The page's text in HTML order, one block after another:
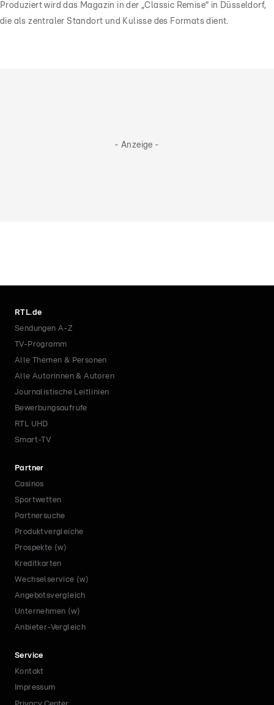
Produziert wird das Magazin in der „Classic Remise“ in Düsseldorf,
die als zentraler Standort und Kulisse des Formats dient.
- Anzeige -
RTL.de
Sendungen A-Z
TV-Programm
Alle Themen & Personen
Alle Autorinnen & Autoren
Journalistische Leitlinien
Bewerbungsaufrufe
RTL UHD
Smart-TV
Partner
Casinos
Sportwetten
Partnersuche
Produktvergleiche
Prospekte (w)
Kreditkarten
Wechselservice (w)
Angebotsvergleich
Unternehmen (w)
Anbieter-Vergleich
Service
Kontakt
Impressum